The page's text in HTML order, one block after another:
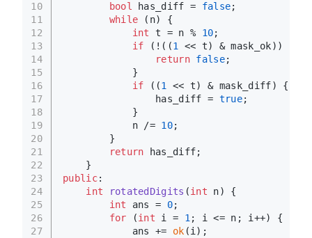
10
11
12
13
14
15
16
17
18
19
20
21
22
23
24
25
26
27
bool has_diff = false;
while (n) {
int
t = n % 10;
if (!((1 << t) & mask_ok)) {
return false;
            }
if ((1 << t) & mask_diff) {
                has_diff =
true;
            }
            n /=
10;
        }
return has_diff;
    }
public:
int
rotatedDigits (int n)
{
int ans = 0;
for (int i = 1; i <= n; i++) {
            ans +=
ok (i);